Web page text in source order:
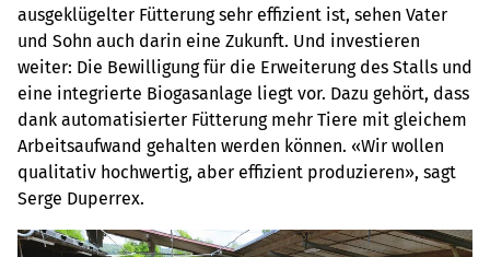
ausgeklügelter Fütterung sehr effizient ist, sehen Vater
und Sohn auch darin eine Zukunft. Und investieren
weiter: Die Bewilligung für die Erweiterung des Stalls und
eine integrierte Biogasanlage liegt vor. Dazu gehört, dass
dank automatisierter Fütterung mehr Tiere mit gleichem
Arbeitsaufwand gehalten werden können. «Wir wollen
qualitativ hochwertig, aber effizient produzieren», sagt
Serge Duperrex.